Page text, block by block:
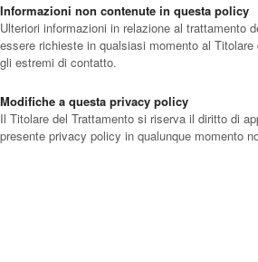
Informazioni non contenute in questa policy
Ulteriori informazioni in relazione al trattamento
essere richieste in qualsiasi momento al
gli estremi di contatto.
Modifiche a questa privacy policy
Il Titolare del Trattamento si riserva il diritto di
presente privacy policy in qualunque momento